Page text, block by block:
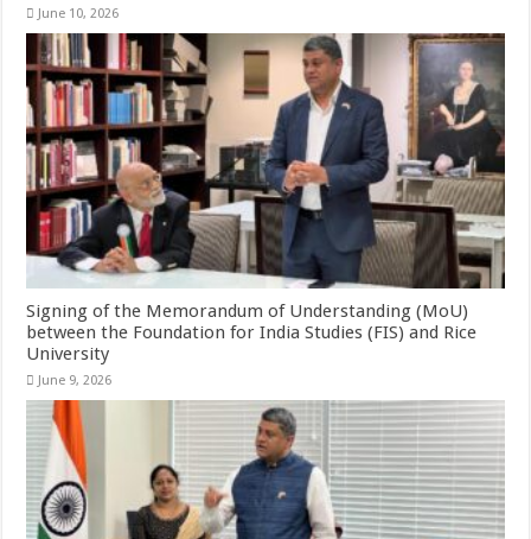
June 10, 2026
Signing of the Memorandum of Understanding (MoU)
between the Foundation for India Studies (FIS) and Rice
University
June 9, 2026